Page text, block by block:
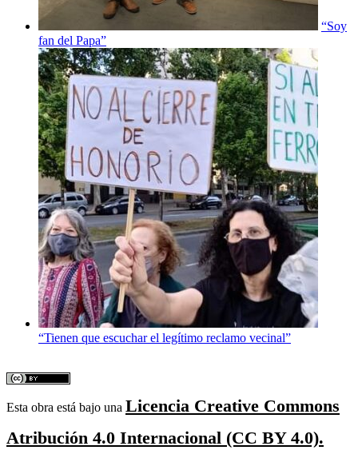
“Soy
fan del Papa”
“Tienen que escuchar el legítimo reclamo vecinal”
Esta obra está bajo una Licencia Creative Commons
Atribución 4.0 Internacional (CC BY 4.0).